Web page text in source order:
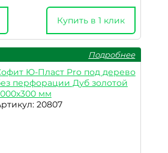
Купить в 1 клик
Подробнее
Ю-Пласт Pro под дерево
перфорации Дуб золотой
мм
20807